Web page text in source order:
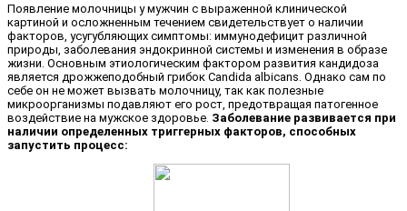
Появление молочницы у мужчин с выраженной клинической
картиной и осложненным течением свидетельствует о наличии
факторов, усугубляющих симптомы: иммунодефицит различной
природы, заболевания эндокринной системы и изменения в образе
жизни. Основным этиологическим фактором развития кандидоза
является дрожжеподобный грибок Candida albicans. Однако сам по
себе он не может вызвать молочницу, так как полезные
микроорганизмы подавляют его рост, предотвращая патогенное
воздействие на мужское здоровье. Заболевание развивается при
наличии определенных триггерных факторов, способных
запустить процесс: